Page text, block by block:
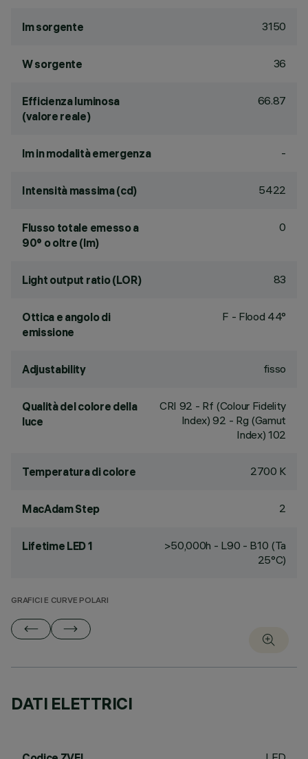
lm sorgente 3150
W sorgente 36
Efficienza luminosa
(valore reale)
66.87
lm in modalità emergenza -
Intensità massima (cd) 5422
Flusso totale emesso a
90° o oltre (lm)
0
Light output ratio (LOR) 83
Ottica e angolo di
emissione
F - Flood 44°
Adjustability fisso
Qualità del colore della
luce
CRI 92 - Rf (Colour Fidelity
Index) 92 - Rg (Gamut
Index) 102
Temperatura di colore 2700 K
MacAdam Step 2
Lifetime LED 1
>50,000h - L90 - B10 (Ta
25°C)
GRAFICI E CURVE POLARI
DATI ELETTRICI